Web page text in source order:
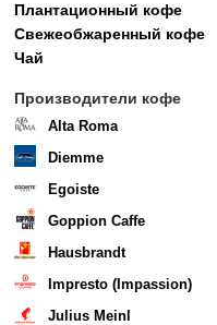
Плантационный кофе
Свежеобжаренный кофе
Чай
Производители кофе
Alta Roma
Diemme
Egoiste
Goppion Caffe
Hausbrandt
Impresto (Impassion)
Julius Meinl